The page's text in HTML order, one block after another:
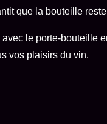
que la bouteille
le porte-bouteille
vos plaisirs du vin.